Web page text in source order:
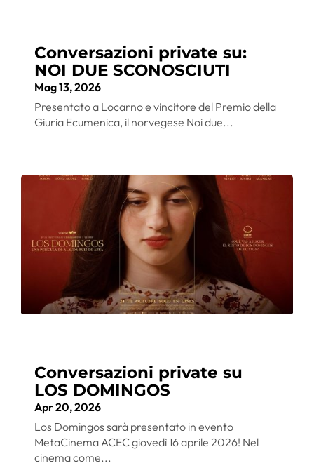
Conversazioni private su:
NOI DUE SCONOSCIUTI
Mag 13, 2026
Presentato a Locarno e vincitore del Premio della
Giuria Ecumenica, il norvegese Noi due...
Conversazioni private su
LOS DOMINGOS
Apr 20, 2026
Los Domingos sarà presentato in evento
MetaCinema ACEC giovedì 16 aprile 2026! Nel
cinema come...